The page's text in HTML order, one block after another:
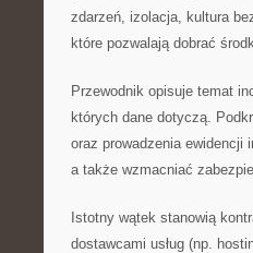
zdarzeń, izolacja, kultura
które pozwalają dobrać
Przewodnik opisuje temat
których dane dotyczą.
oraz prowadzenia ewidencji
a także wzmacniać
Istotny wątek stanowią
dostawcami usług (np.